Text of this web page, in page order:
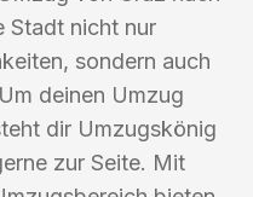
Stadt nicht nur
sondern auch
deinen Umzug
dir Umzugskönig
zur Seite. Mit